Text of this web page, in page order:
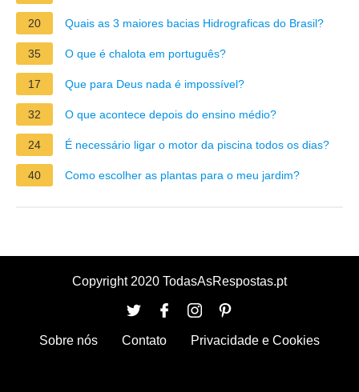
20 Quais as 3 maiores bacias Hidrograficas do Brasil?
35 O que é chalota em português?
17 Que para Deus nada é impossível?
32 O que acontece depois do ensino médio?
24 É necessário ligar o motor da piscina todos os dias?
40 Como escolher as plantas para o meu jardim?
Copyright 2020 TodasAsRespostas.pt
Sobre nós Contato Privacidade e Cookies